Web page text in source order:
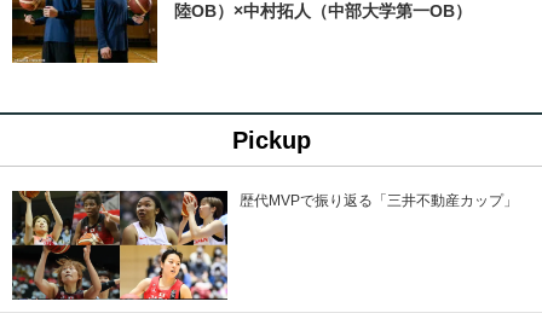
陸OB）×中村拓人（中部大学第一OB）
Pickup
歴代MVPで振り返る「三井不動産カップ」